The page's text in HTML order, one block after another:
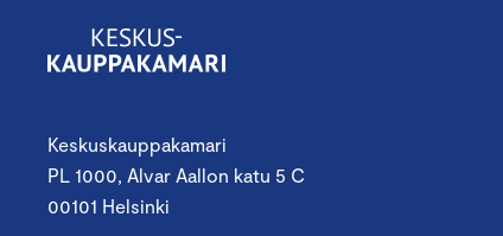
Keskuskauppakamari
PL 1000, Alvar Aallon katu 5 C
00101 Helsinki